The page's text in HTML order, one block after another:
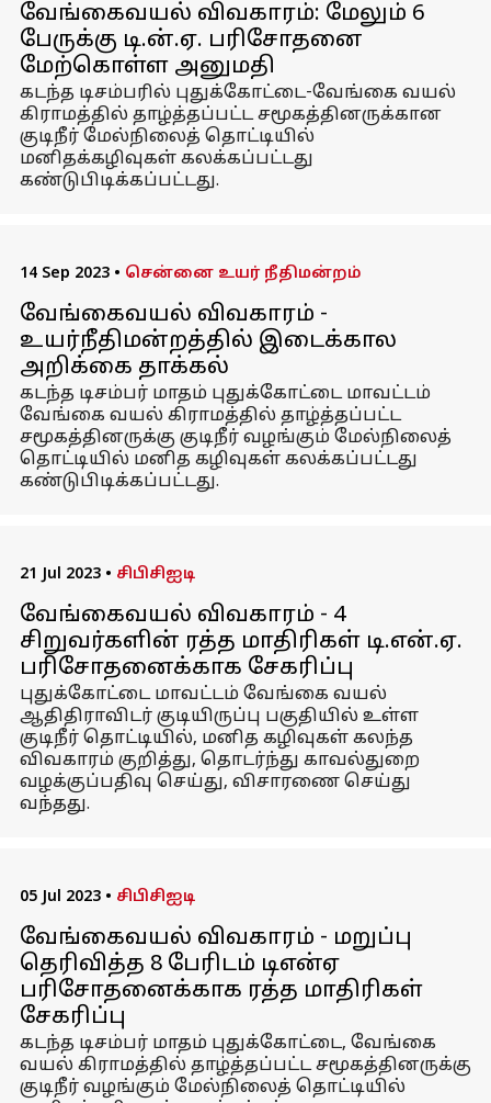
வேங்கைவயல் விவகாரம்: மேலும் 6
பேருக்கு டி.ன்.ஏ. பரிசோதனை
மேற்கொள்ள அனுமதி
கடந்த டிசம்பரில் புதுக்கோட்டை-வேங்கை வயல்
கிராமத்தில் தாழ்த்தப்பட்ட சமூகத்தினருக்கான
குடிநீர் மேல்நிலைத் தொட்டியில்
மனிதக்கழிவுகள் கலக்கப்பட்டது
கண்டுபிடிக்கப்பட்டது.
14 Sep 2023 • சென்னை உயர் நீதிமன்றம்
வேங்கைவயல் விவகாரம் -
உயர்நீதிமன்றத்தில் இடைக்கால
அறிக்கை தாக்கல்
கடந்த டிசம்பர் மாதம் புதுக்கோட்டை மாவட்டம்
வேங்கை வயல் கிராமத்தில் தாழ்த்தப்பட்ட
சமூகத்தினருக்கு குடிநீர் வழங்கும் மேல்நிலைத்
தொட்டியில் மனித கழிவுகள் கலக்கப்பட்டது
கண்டுபிடிக்கப்பட்டது.
21 Jul 2023 • சிபிசிஐடி
வேங்கைவயல் விவகாரம் - 4
சிறுவர்களின் ரத்த மாதிரிகள் டி.என்.ஏ.
பரிசோதனைக்காக சேகரிப்பு
புதுக்கோட்டை மாவட்டம் வேங்கை வயல்
ஆதிதிராவிடர் குடியிருப்பு பகுதியில் உள்ள
குடிநீர் தொட்டியில், மனித கழிவுகள் கலந்த
விவகாரம் குறித்து, தொடர்ந்து காவல்துறை
வழக்குப்பதிவு செய்து, விசாரணை செய்து
வந்தது.
05 Jul 2023 • சிபிசிஐடி
வேங்கைவயல் விவகாரம் - மறுப்பு
தெரிவித்த 8 பேரிடம் டிஎன்ஏ
பரிசோதனைக்காக ரத்த மாதிரிகள்
சேகரிப்பு
கடந்த டிசம்பர் மாதம் புதுக்கோட்டை, வேங்கை
வயல் கிராமத்தில் தாழ்த்தப்பட்ட சமூகத்தினருக்கு
குடிநீர் வழங்கும் மேல்நிலைத் தொட்டியில்